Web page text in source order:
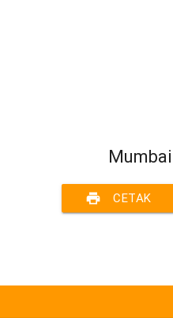
print CETAK